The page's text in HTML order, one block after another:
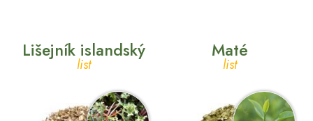
Lišejník islandský
list
Maté
list